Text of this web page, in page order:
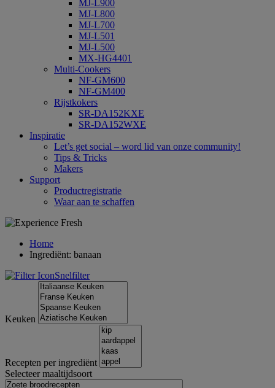
MJ-L900
MJ-L800
MJ-L700
MJ-L501
MJ-L500
MX-HG4401
Multi-Cookers
NF-GM600
NF-GM400
Rijstkokers
SR-DA152KXE
SR-DA152WXE
Inspiratie
Let’s get social – word lid van onze community!
Tips & Tricks
Makers
Support
Productregistratie
Waar aan te schaffen
Home
Ingrediënt: banaan
Snelfilter
Keuken
Recepten per ingrediënt
Selecteer maaltijdsoort